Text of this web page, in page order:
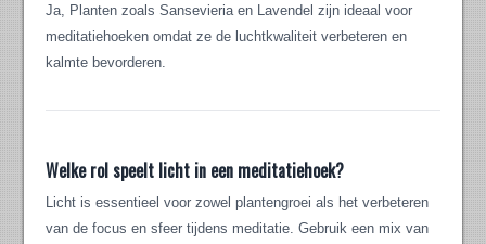
Ja, Planten zoals Sansevieria en Lavendel zijn ideaal voor
meditatiehoeken omdat ze de luchtkwaliteit verbeteren en
kalmte bevorderen.
Welke rol speelt licht in een meditatiehoek?
Licht is essentieel voor zowel plantengroei als het verbeteren
van de focus en sfeer tijdens meditatie. Gebruik een mix van